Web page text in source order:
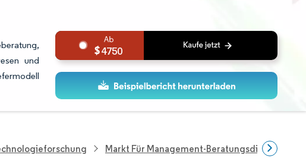
und
4750
Markt Für Management-